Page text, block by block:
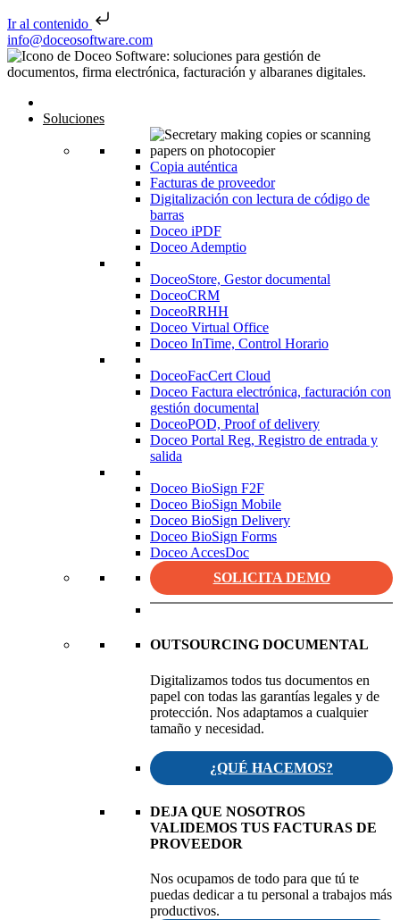
Ir al contenido
Saltar al contenido
info@doceosoftware.com
Soluciones
Copia auténtica
Facturas de proveedor
Digitalización con lectura de código de
barras
Doceo iPDF
Doceo Ademptio
DoceoStore, Gestor documental
DoceoCRM
DoceoRRHH
Doceo Virtual Office
Doceo InTime, Control Horario
DoceoFacCert Cloud
Doceo Factura electrónica, facturación con
gestión documental
DoceoPOD, Proof of delivery
Doceo Portal Reg, Registro de entrada y
salida
Doceo BioSign F2F
Doceo BioSign Mobile
Doceo BioSign Delivery
Doceo BioSign Forms
Doceo AccesDoc
SOLICITA DEMO
OUTSOURCING DOCUMENTAL
Digitalizamos todos tus documentos en
papel con todas las garantías legales y de
protección. Nos adaptamos a cualquier
tamaño y necesidad.
¿QUÉ HACEMOS?
DEJA QUE NOSOTROS
VALIDEMOS TUS FACTURAS DE
PROVEEDOR
Nos ocupamos de todo para que tú te
puedas dedicar a tu personal a trabajos más
productivos.